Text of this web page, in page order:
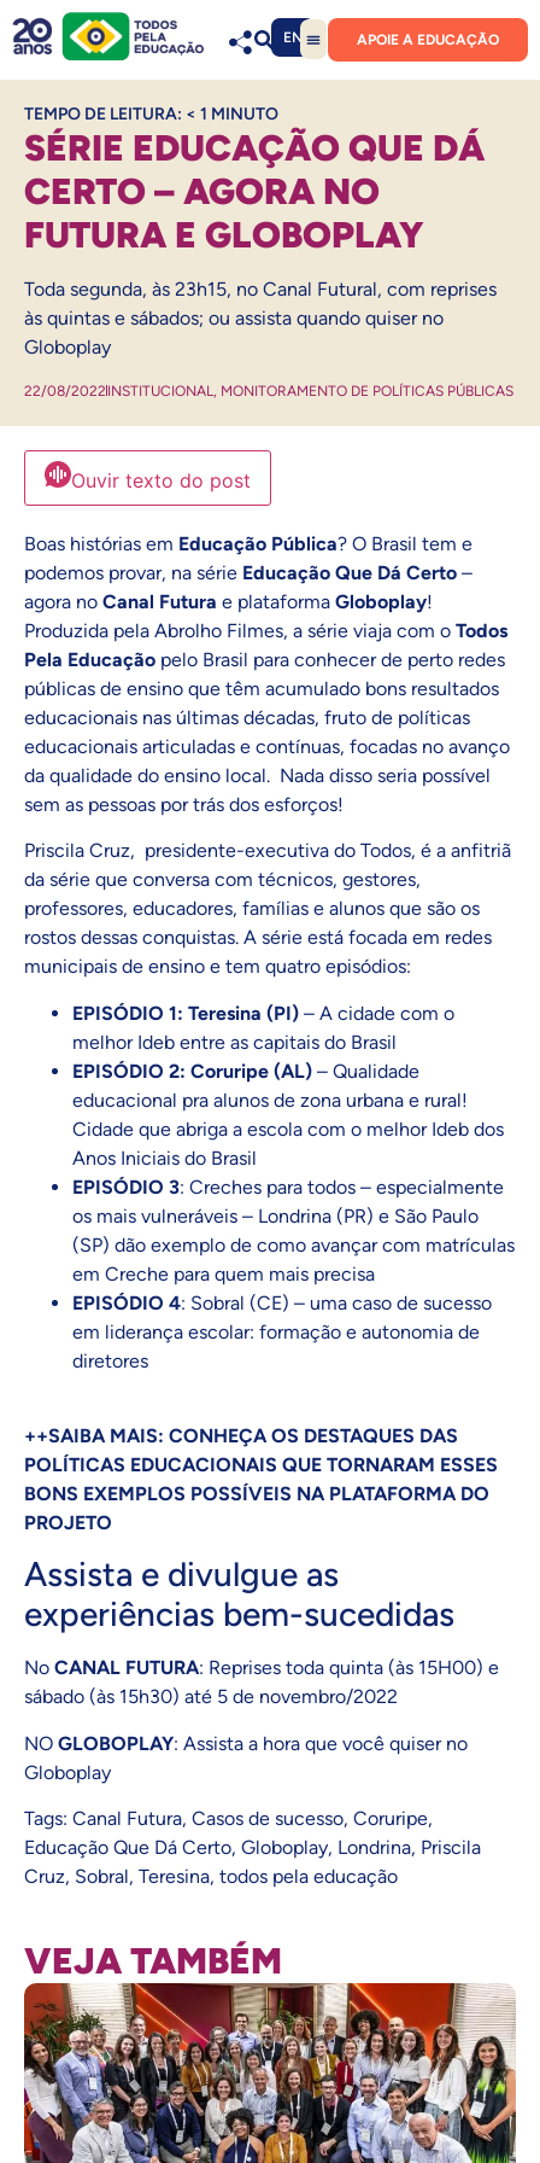
EN APOIE A EDUCAÇÃO
TEMPO DE LEITURA: < 1 MINUTO
SÉRIE EDUCAÇÃO QUE DÁ
CERTO – AGORA NO
FUTURA E GLOBOPLAY
Toda segunda, às 23h15, no Canal Futural, com reprises
às quintas e sábados; ou assista quando quiser no
Globoplay
22/08/2022 INSTITUCIONAL , MONITORAMENTO DE POLÍTICAS PÚBLICAS
Ouvir texto do post
Boas histórias em Educação Pública? O Brasil tem e
podemos provar, na série Educação Que Dá Certo –
agora no Canal Futura e plataforma Globoplay!
Produzida pela Abrolho Filmes, a série viaja com o Todos
Pela Educação pelo Brasil para conhecer de perto redes
públicas de ensino que têm acumulado bons resultados
educacionais nas últimas décadas, fruto de políticas
educacionais articuladas e contínuas, focadas no avanço
da qualidade do ensino local. Nada disso seria possível
sem as pessoas por trás dos esforços!
Priscila Cruz, presidente-executiva do Todos, é a anfitriã
da série que conversa com técnicos, gestores,
professores, educadores, famílias e alunos que são os
rostos dessas conquistas. A série está focada em redes
municipais de ensino e tem quatro episódios:
EPISÓDIO 1: Teresina (PI) – A cidade com o
melhor Ideb entre as capitais do Brasil
EPISÓDIO 2: Coruripe (AL) – Qualidade
educacional pra alunos de zona urbana e rural!
Cidade que abriga a escola com o melhor Ideb dos
Anos Iniciais do Brasil
EPISÓDIO 3: Creches para todos – especialmente
os mais vulneráveis – Londrina (PR) e São Paulo
(SP) dão exemplo de como avançar com matrículas
em Creche para quem mais precisa
EPISÓDIO 4: Sobral (CE) – uma caso de sucesso
em liderança escolar: formação e autonomia de
diretores
++SAIBA MAIS: CONHEÇA OS DESTAQUES DAS
POLÍTICAS EDUCACIONAIS QUE TORNARAM ESSES
BONS EXEMPLOS POSSÍVEIS NA PLATAFORMA DO
PROJETO
Assista e divulgue as
experiências bem-sucedidas
No CANAL FUTURA: Reprises toda quinta (às 15H00) e
sábado (às 15h30) até 5 de novembro/2022
NO GLOBOPLAY: Assista a hora que você quiser no
Globoplay
Tags: Canal Futura, Casos de sucesso, Coruripe,
Educação Que Dá Certo, Globoplay, Londrina, Priscila
Cruz, Sobral, Teresina, todos pela educação
VEJA TAMBÉM